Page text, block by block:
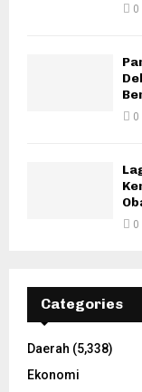
0
0
0
Categories
Daerah (5,338)
Ekonomi